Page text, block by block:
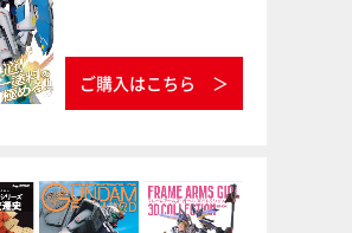
ご購入はこちら